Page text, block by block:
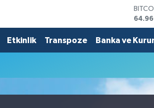
GRAM
Etkinlik Transpoze Banka ve